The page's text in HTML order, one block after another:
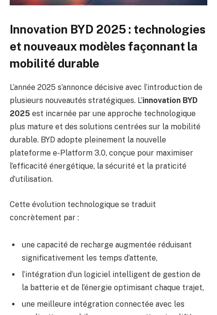
Innovation BYD 2025 : technologies
et nouveaux modèles façonnant la
mobilité durable
L’année 2025 s’annonce décisive avec l’introduction de
plusieurs nouveautés stratégiques. L’innovation BYD
2025 est incarnée par une approche technologique
plus mature et des solutions centrées sur la mobilité
durable. BYD adopte pleinement la nouvelle
plateforme e-Platform 3.0, conçue pour maximiser
l’efficacité énergétique, la sécurité et la praticité
d’utilisation.
Cette évolution technologique se traduit
concrètement par :
une capacité de recharge augmentée réduisant
significativement les temps d’attente,
l’intégration d’un logiciel intelligent de gestion de
la batterie et de l’énergie optimisant chaque trajet,
une meilleure intégration connectée avec les